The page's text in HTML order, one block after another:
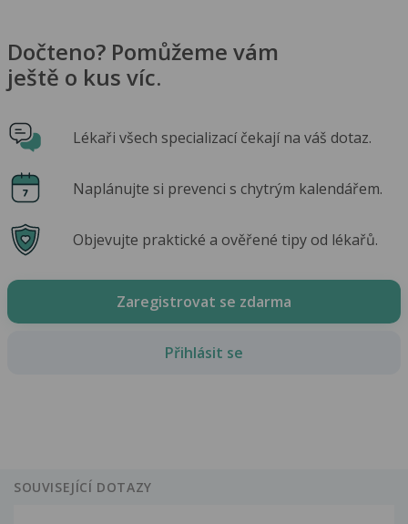
Dočteno? Pomůžeme vám
ještě o kus víc.
Lékaři všech specializací čekají na váš dotaz.
Naplánujte si prevenci s chytrým kalendářem.
Objevujte praktické a ověřené tipy od lékařů.
Zaregistrovat se zdarma
Přihlásit se
SOUVISEJÍCÍ DOTAZY